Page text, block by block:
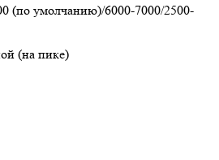
(по умолчанию)/6000-7000/2500-
(на пике)